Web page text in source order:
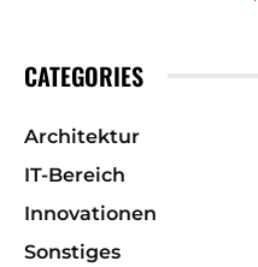
CATEGORIES
Architektur
IT-Bereich
Innovationen
Sonstiges